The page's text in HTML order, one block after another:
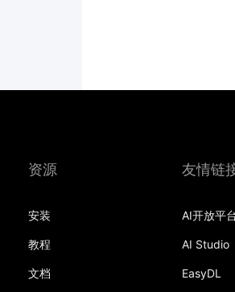
资源
安装
教程
文档
友情链
AI开放平
AI Studio
EasyDL